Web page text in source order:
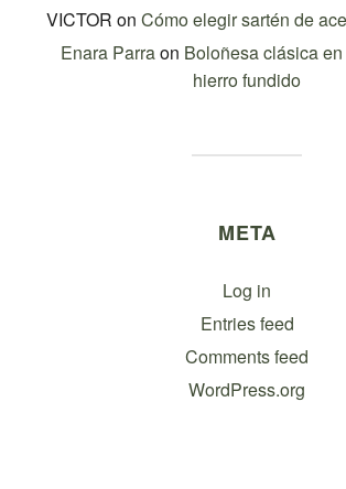
VICTOR on Cómo elegir sartén de
Enara Parraon Boloñesa clásica
hierro fundido
META
Log in
Entries feed
Comments feed
WordPress.org